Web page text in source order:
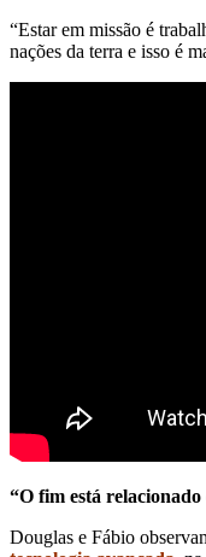
“Estar em missão é
nações da terra e isso é
“O fim está
Douglas e Fábio